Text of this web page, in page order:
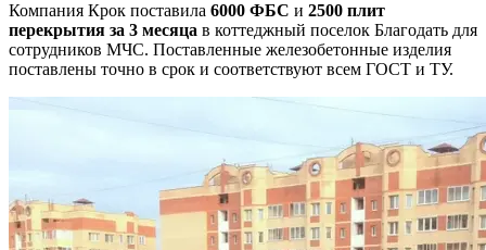
Компания Крок поставила 6000 ФБС и 2500 плит
перекрытия за 3 месяца в коттеджный поселок Благодать для
сотрудников МЧС. Поставленные железобетонные изделия
поставлены точно в срок и соответствуют всем ГОСТ и ТУ.